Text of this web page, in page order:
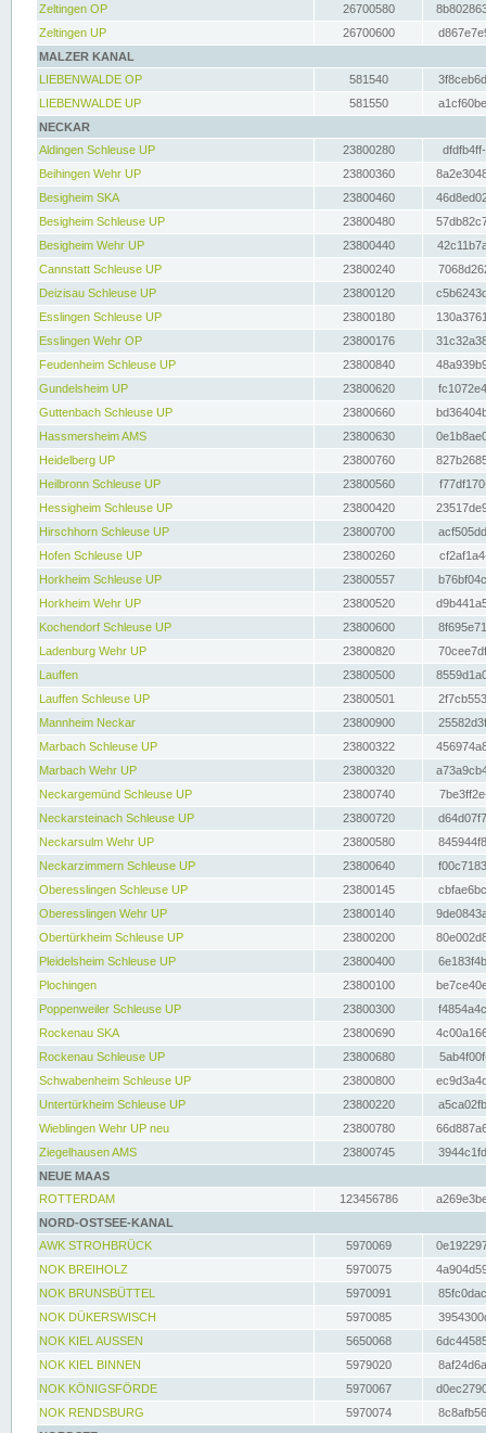
Zeltingen OP
26700580
Zeltingen UP
26700600
MALZER KANAL
LIEBENWALDE OP
581540
LIEBENWALDE UP
581550
NECKAR
Aldingen Schleuse UP
23800280
Beihingen Wehr UP
23800360
Besigheim SKA
23800460
Besigheim Schleuse UP
23800480
Besigheim Wehr UP
23800440
Cannstatt Schleuse UP
23800240
Deizisau Schleuse UP
23800120
Esslingen Schleuse UP
23800180
Esslingen Wehr OP
23800176
Feudenheim Schleuse UP
23800840
Gundelsheim UP
23800620
Guttenbach Schleuse UP
23800660
Hassmersheim AMS
23800630
Heidelberg UP
23800760
Heilbronn Schleuse UP
23800560
Hessigheim Schleuse UP
23800420
Hirschhorn Schleuse UP
23800700
Hofen Schleuse UP
23800260
Horkheim Schleuse UP
23800557
Horkheim Wehr UP
23800520
Kochendorf Schleuse UP
23800600
Ladenburg Wehr UP
23800820
Lauffen
23800500
Lauffen Schleuse UP
23800501
Mannheim Neckar
23800900
Marbach Schleuse UP
23800322
Marbach Wehr UP
23800320
Neckargemünd Schleuse UP
23800740
Neckarsteinach Schleuse UP
23800720
Neckarsulm Wehr UP
23800580
Neckarzimmern Schleuse UP
23800640
Oberesslingen Schleuse UP
23800145
Oberesslingen Wehr UP
23800140
Obertürkheim Schleuse UP
23800200
Pleidelsheim Schleuse UP
23800400
Plochingen
23800100
Poppenweiler Schleuse UP
23800300
Rockenau SKA
23800690
Rockenau Schleuse UP
23800680
Schwabenheim Schleuse UP
23800800
Untertürkheim Schleuse UP
23800220
Wieblingen Wehr UP neu
23800780
Ziegelhausen AMS
23800745
NEUE MAAS
ROTTERDAM
123456786
NORD-OSTSEE-KANAL
AWK STROHBRÜCK
5970069
NOK BREIHOLZ
5970075
NOK BRUNSBÜTTEL
5970091
NOK DÜKERSWISCH
5970085
NOK KIEL AUSSEN
5650068
NOK KIEL BINNEN
5979020
NOK KÖNIGSFÖRDE
5970067
NOK RENDSBURG
5970074